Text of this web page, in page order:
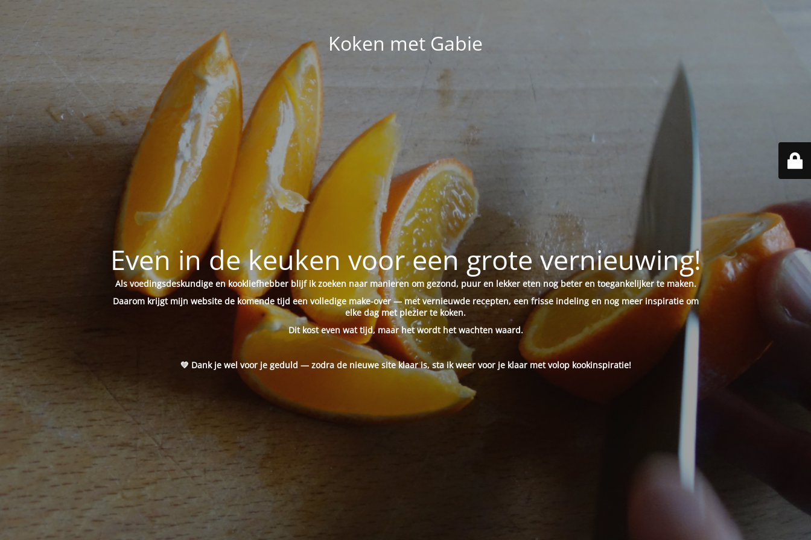
Koken met Gabie
Even in de keuken voor een grote vernieuwing!
Als voedingsdeskundige en kookliefhebber blijf ik zoeken naar manieren om gezond, puur en lekker eten nog beter en toegankelijker te maken.
Daarom krijgt mijn website de komende tijd een volledige make-over — met vernieuwde recepten, een frisse indeling en nog meer inspiratie om
elke dag met plezier te koken.
Dit kost even wat tijd, maar het wordt het wachten waard.
💚 Dank je wel voor je geduld — zodra de nieuwe site klaar is, sta ik weer voor je klaar met volop kookinspiratie!